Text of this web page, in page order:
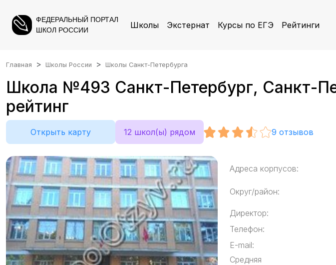
ФЕДЕРАЛЬНЫЙ ПОРТАЛ
ШКОЛ РОССИИ
Школы Экстернат Курсы по ЕГЭ Рейтинги
Главная Школы России Школы Санкт-Петербурга
Школа №493 Санкт-Петербург, Санкт-
рейтинг
Открыть карту 12 школ(ы) рядом 9 отзывов
Адреса корпусов:
Округ/район:
Директор:
Телефон:
E-mail:
Средняя